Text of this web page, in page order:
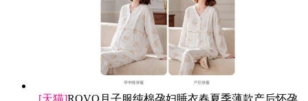
[天猫]ROVO月子服纯棉孕妇睡衣春夏季薄款产后怀孕